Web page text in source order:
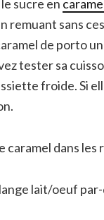
sucre en
remuant sans
de porto
tester sa
froide. Si
caramel dans les
lait/oeuf